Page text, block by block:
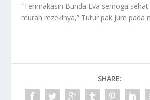
“Terimakasih Bunda Eva semoga
murah rezekinya,” Tutur pak Jum pada
SHARE: